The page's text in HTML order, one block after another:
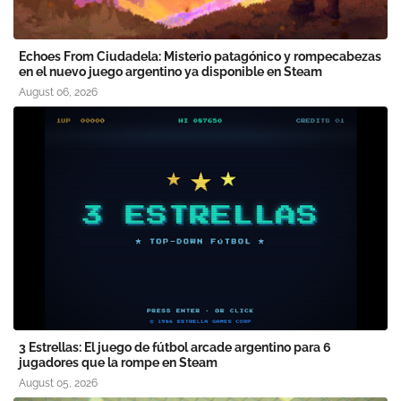
Echoes From Ciudadela: Misterio patagónico y rompecabezas
en el nuevo juego argentino ya disponible en Steam
August 06, 2026
3 Estrellas: El juego de fútbol arcade argentino para 6
jugadores que la rompe en Steam
August 05, 2026